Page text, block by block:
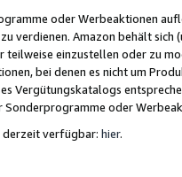
oder Werbeaktionen
zu verdienen. Amazon behält
teilweise einzustellen oder zu
bei denen es nicht um
Vergütungskatalogs
Sonderprogramme oder
derzeit verfügbar: hier.